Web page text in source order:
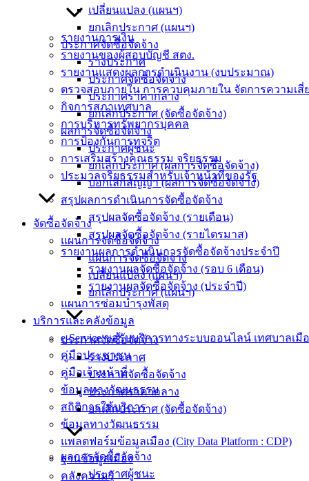
เปลี่ยนแปลง (แผนฯ)
ยกเลิกประกาศ (แผนฯ)
ประกาศจัดซื้อจัดจ้าง
ร่างประกาศ
ประกาศจัดซื้อจัดจ้าง
ประกาศราคากลาง
ยกเลิกประกาศ (จัดซื้อจัดจ้าง)
ผลการจัดซื้อจัดจ้าง
ประกาศผู้ชนะ
ยกเลิกประกาศ (ผลการจัดซื้อจัดจ้าง)
บอกเลิกสัญญา (ผลการจัดซื้อจัดจ้าง)
สรุปผลการดำเนินการจัดซื้อจัดจ้าง
สรุปผลจัดซื้อจัดจ้าง (รายเดือน)
สรุปผลจัดซื้อจัดจ้าง (รายไตรมาส)
รายงานผลการดำเนินการจัดซื้อจัดจ้างประจำปี
รายงานผลจัดซื้อจัดจ้าง (รอบ 6 เดือน)
รายงานผลจัดซื้อจัดจ้าง (ประจำปี)
แผนการซ่อมบำรุงพัสดุ
บริการและคลังข้อมูล
e-Service ขอรับบริการทางระบบออนไลน์ เทศบาลเมื
คู่มือประชาชน
คู่มือเจ้าหน้าที่
ข้อมูลทางวัฒนธรรม
สถิติการให้บริการ
ข้อมูลทางวัฒนธรรม
แพลตฟอร์มข้อมูลเมือง (City Data Platform : CDP)
ฐานข้อมูลเมือง
คลังความรู้
รายงานการเงิน
รายงานของผู้สอบบัญชี สตง.
รายงานแสดงผลการดำเนินงาน (งบประมาณ)
ตรวจสอบภายใน การควบคุมภายใน จัดการความเสี่
กิจการสภาเทศบาล
การบริหารทรัพยากรบุคคล
การป้องกันการทุจริต
การเสริมสร้างคุณธรรม จริยธรรม
ประมวลจริยธรรมสำหรับเจ้าหน้าที่ของรัฐ
จัดซื้อจัดจ้าง
แผนการจัดซื้อจัดจ้าง
แผนการจัดซื้อจัดจ้าง
เปลี่ยนแปลง (แผนฯ)
ยกเลิกประกาศ (แผนฯ)
ประกาศจัดซื้อจัดจ้าง
ร่างประกาศ
ประกาศจัดซื้อจัดจ้าง
ประกาศราคากลาง
ยกเลิกประกาศ (จัดซื้อจัดจ้าง)
ผลการจัดซื้อจัดจ้าง
ประกาศผู้ชนะ
ประชาชน/
ปฏิบัติ
ข่าวสาร
ข้อมูล
ข่าวสาร
อิเล็กทรอนิกส์
ความรู้
(Knowledge
Management)
สายตรง
นายก
ประวัติ
เทศบาล
ผู้บริหาร
และ
หัวหน้า
ส่วน
ราชการ